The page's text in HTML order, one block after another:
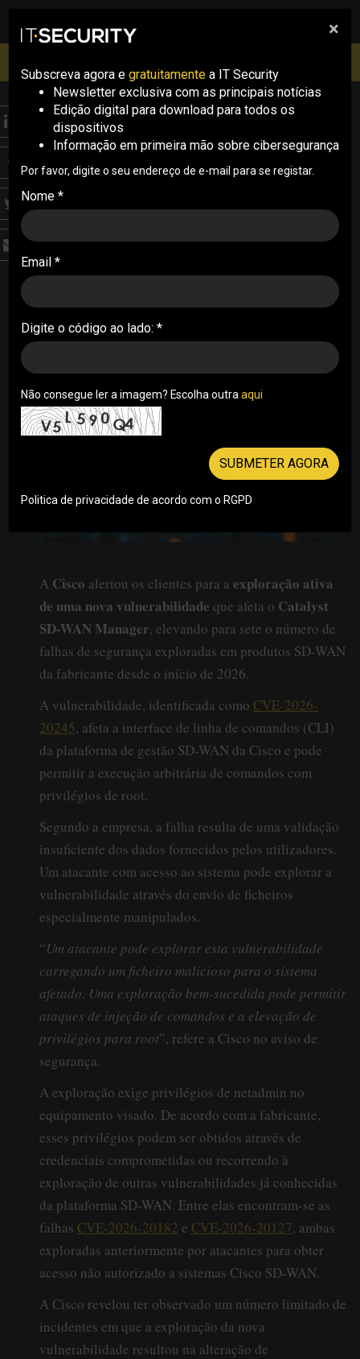
pesquisa
Inscrições abertas
THREATS
Cisco alerta para
sétima falha SD-WAN
explorada em 2026
A Cisco revelou uma nova vulnerabilidade de dia
zero no Catalyst SD-WAN Manager que já está a
comandos com privilégios de root e ainda não
dispõe de correção
A Cisco alertou os clientes para a exploração ativa
de uma nova vulnerabilidade que afeta o Catalyst
SD-WAN Manager, elevando para sete o número de
falhas de segurança exploradas em produtos SD-WAN
da fabricante desde o início de 2026.
A vulnerabilidade, identificada como CVE-2026-
20245, afeta a interface de linha de comandos (CLI)
da plataforma de gestão SD-WAN da Cisco e pode
permitir a execução arbitrária de comandos com
privilégios de root.
Segundo a empresa, a falha resulta de uma validação
insuficiente dos dados fornecidos pelos utilizadores.
Um atacante com acesso ao sistema pode explorar a
vulnerabilidade através do envio de ficheiros
especialmente manipulados.
“Um atacante pode explorar esta vulnerabilidade
carregando um ficheiro malicioso para o sistema
afetado. Uma exploração bem-sucedida pode permitir
ataques de injeção de comandos e a elevação de
privilégios para root”, refere a Cisco no aviso de
segurança.
A exploração exige privilégios de netadmin no
equipamento visado. De acordo com a fabricante,
esses privilégios podem ser obtidos através de
credenciais comprometidas ou recorrendo à
exploração de outras vulnerabilidades já conhecidas
da plataforma SD-WAN. Entre elas encontram-se as
falhas CVE-2026-20182 e CVE-2026-20127, ambas
exploradas anteriormente por atacantes para obter
acesso não autorizado a sistemas Cisco SD-WAN.
A Cisco revelou ter observado um número limitado de
incidentes em que a exploração da nova
vulnerabilidade resultou na alteração de
×
Subscreva agora e gratuitamente a IT Security
Newsletter exclusiva com as principais notícias
Edição digital para download para todos os
dispositivos
Informação em primeira mão sobre cibersegurança
Por favor, digite o seu endereço de e-mail para se registar.
Nome *
Email *
Digite o código ao lado: *
Não consegue ler a imagem? Escolha outra aqui
SUBMETER AGORA
Politica de privacidade de acordo com o RGPD